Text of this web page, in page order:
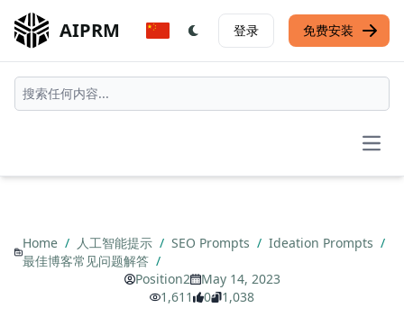
AIPRM 登录 免费安装
Home / 人工智能提示 / SEO Prompts / Ideation Prompts /
最佳博客常见问题解答 /
Position2
May 14, 2023
1,611
0 1,038